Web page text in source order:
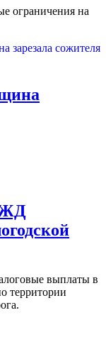
ограничения на
выплаты в
территории